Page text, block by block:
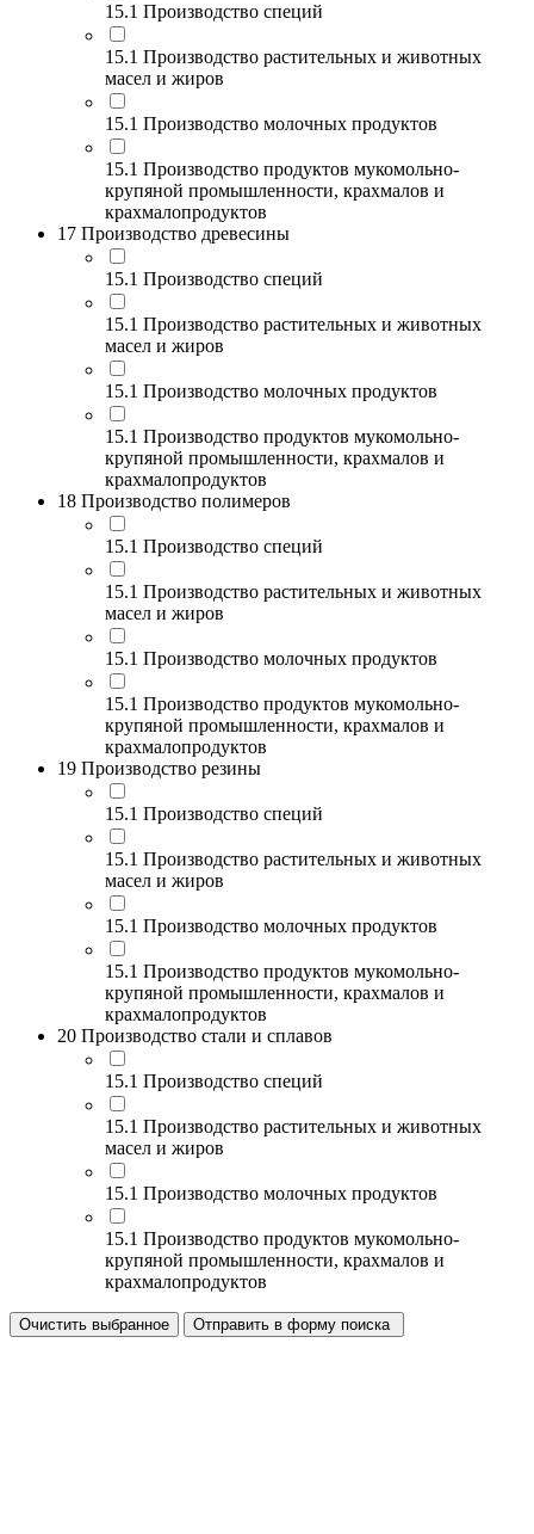
15.1 Производство специй
15.1 Производство растительных и животных
масел и жиров
15.1 Производство молочных продуктов
15.1 Производство продуктов мукомольно-
крупяной промышленности, крахмалов и
крахмалопродуктов
17 Производство древесины
15.1 Производство специй
15.1 Производство растительных и животных
масел и жиров
15.1 Производство молочных продуктов
15.1 Производство продуктов мукомольно-
крупяной промышленности, крахмалов и
крахмалопродуктов
18 Производство полимеров
15.1 Производство специй
15.1 Производство растительных и животных
масел и жиров
15.1 Производство молочных продуктов
15.1 Производство продуктов мукомольно-
крупяной промышленности, крахмалов и
крахмалопродуктов
19 Производство резины
15.1 Производство специй
15.1 Производство растительных и животных
масел и жиров
15.1 Производство молочных продуктов
15.1 Производство продуктов мукомольно-
крупяной промышленности, крахмалов и
крахмалопродуктов
20 Производство стали и сплавов
15.1 Производство специй
15.1 Производство растительных и животных
масел и жиров
15.1 Производство молочных продуктов
15.1 Производство продуктов мукомольно-
крупяной промышленности, крахмалов и
крахмалопродуктов